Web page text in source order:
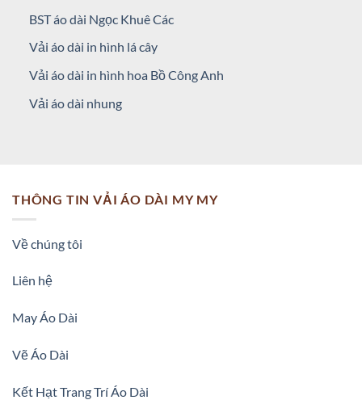
BST áo dài Ngọc Khuê Các
Vải áo dài in hình lá cây
Vải áo dài in hình hoa Bồ Công Anh
Vải áo dài nhung
THÔNG TIN VẢI ÁO DÀI MY MY
Về chúng tôi
Liên hệ
May Áo Dài
Vẽ Áo Dài
Kết Hạt Trang Trí Áo Dài